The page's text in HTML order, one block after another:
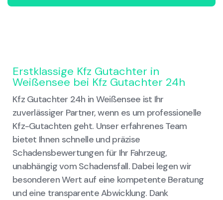
Erstklassige Kfz Gutachter in
Weißensee bei Kfz Gutachter 24h
Kfz Gutachter 24h in Weißensee ist Ihr
zuverlässiger Partner, wenn es um professionelle
Kfz-Gutachten geht. Unser erfahrenes Team
bietet Ihnen schnelle und präzise
Schadensbewertungen für Ihr Fahrzeug,
unabhängig vom Schadensfall. Dabei legen wir
besonderen Wert auf eine kompetente Beratung
und eine transparente Abwicklung. Dank